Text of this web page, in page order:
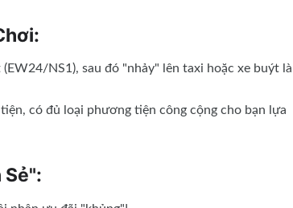
(EW24/NS1), sau đó "nhảy" lên taxi hoặc xe buýt là
có đủ loại phương tiện công cộng cho bạn lựa